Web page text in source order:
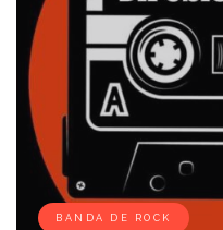
BANDA DE ROCK